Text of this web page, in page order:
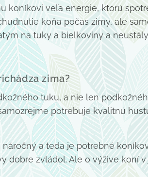
koníkovi veľa energie, ktorú
koňa počas zimy, ale
na tuky a bielkoviny a
zima?
tuku, a nie len
potrebuje kvalitnú
a teda je potrebné
dobre zvládol. Ale o výžive koní